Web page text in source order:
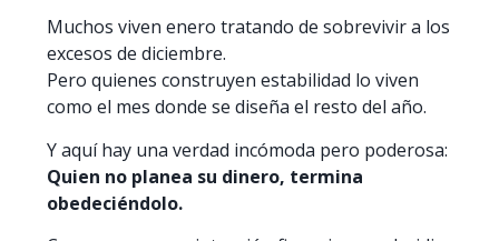
Muchos viven enero tratando de sobrevivir a los
excesos de diciembre.
Pero quienes construyen estabilidad lo viven
como el mes donde se diseña el resto del año.
Y aquí hay una verdad incómoda pero poderosa:
Quien no planea su dinero, termina
obedeciéndolo.